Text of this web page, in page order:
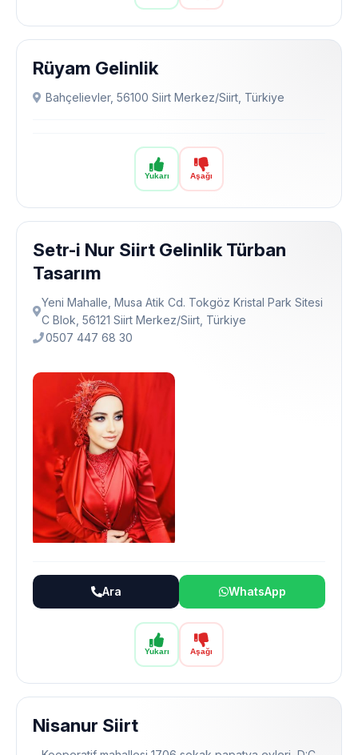
Yukarı Aşağı
Rüyam Gelinlik
Bahçelievler, 56100 Siirt Merkez/Siirt, Türkiye
Yukarı Aşağı
Setr-i Nur Siirt Gelinlik Türban
Tasarım
Yeni Mahalle, Musa Atik Cd. Tokgöz Kristal Park Sitesi
C Blok, 56121 Siirt Merkez/Siirt, Türkiye
0507 447 68 30
Ara WhatsApp
Nisanur Siirt